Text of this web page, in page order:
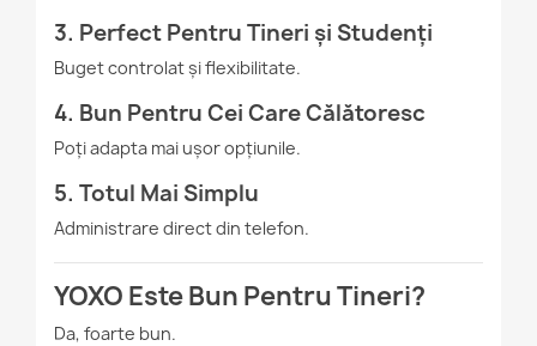
3. Perfect Pentru Tineri și Studenți
Buget controlat și flexibilitate.
4. Bun Pentru Cei Care Călătoresc
Poți adapta mai ușor opțiunile.
5. Totul Mai Simplu
Administrare direct din telefon.
YOXO Este Bun Pentru Tineri?
Da, foarte bun.